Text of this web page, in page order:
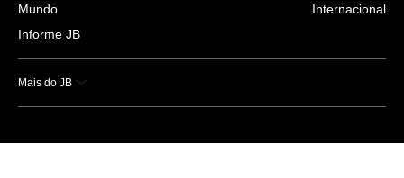
Mundo
Informe JB
Internacional
Mais do JB
Esportes